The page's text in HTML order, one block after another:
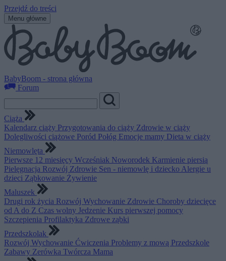
Przejdź do treści
Menu główne
BabyBoom - strona główna
Forum
Ciąża
Kalendarz ciąży Przygotowania do ciąży Zdrowie w ciąży
Dolegliwości ciążowe Poród Połóg Emocje mamy Dieta w ciąży
Niemowlęta
Pierwsze 12 miesięcy Wcześniak Noworodek Karmienie piersią
Pielęgnacja Rozwój Zdrowie Sen - niemowlę i dziecko Alergie u
dzieci Ząbkowanie Żywienie
Maluszek
Drugi rok życia Rozwój Wychowanie Zdrowie Choroby dziecięce
od A do Z Czas wolny Jedzenie Kurs pierwszej pomocy
Szczepienia Profilaktyka Zdrowe ząbki
Przedszkolak
Rozwój Wychowanie Ćwiczenia Problemy z mową Przedszkole
Zabawy Zerówka Twórcza Mama